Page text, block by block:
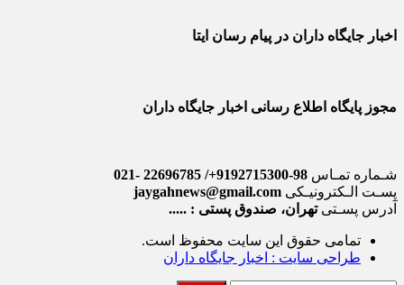
اخبار جایگاه داران در پیام رسان ایتا
مجوز پایگاه اطلاع رسانی اخبار جایگاه داران
شـماره تمـاس 98-9192715300+/ 22696785 -021
پسـت الـکترونیـکی jaygahnews@gmail.com
آدرس پسـتی تهران، صندوق پستی : .....
تمامی حقوق این سایت محفوظ است.
طراحی سایت : اخبار جایگاه داران